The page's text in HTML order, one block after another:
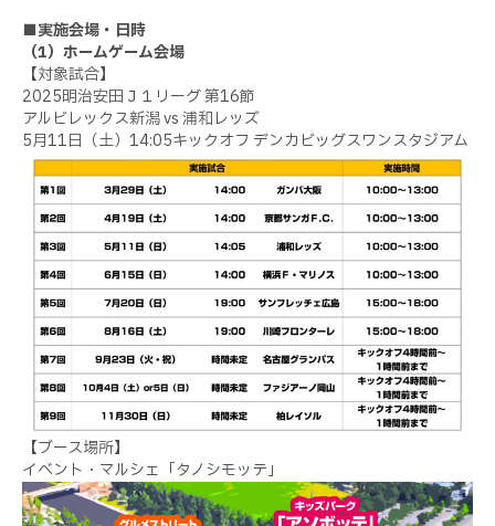
■実施会場・日時
（1）ホームゲーム会場
【対象試合】
2025明治安田Ｊ１リーグ 第16節
アルビレックス新潟 vs 浦和レッズ
5月11日（土）14:05キックオフ デンカビッグスワンスタジアム
【ブース場所】
イベント・マルシェ「タノシモッテ」